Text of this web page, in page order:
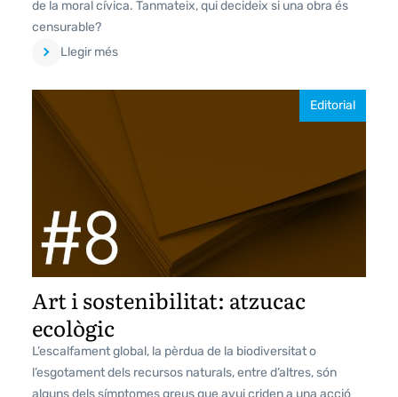
de la moral cívica. Tanmateix, qui decideix si una obra és
censurable?
Llegir més
Editorial
Art i sostenibilitat: atzucac
ecològic
L’escalfament global, la pèrdua de la biodiversitat o
l’esgotament dels recursos naturals, entre d’altres, són
alguns dels símptomes greus que avui criden a una acció